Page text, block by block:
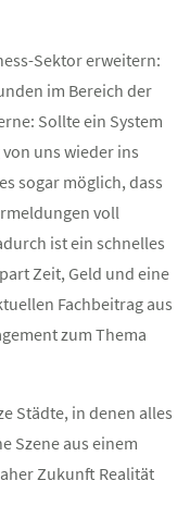
Sektor erweitern:
im Bereich der
Sollte ein System
uns wieder ins
sogar möglich, dass
voll
ist ein schnelles
Zeit, Geld und eine
Fachbeitrag aus
zum Thema
Städte, in denen alles
Szene aus einem
Zukunft Realität